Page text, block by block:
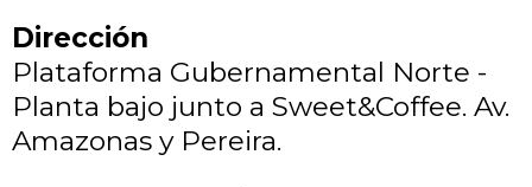
Dirección
Plataforma Gubernamental Norte -
Planta bajo junto a Sweet&Coffee. Av.
Amazonas y Pereira.